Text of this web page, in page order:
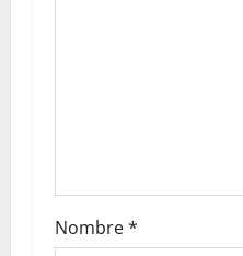
Nombre*